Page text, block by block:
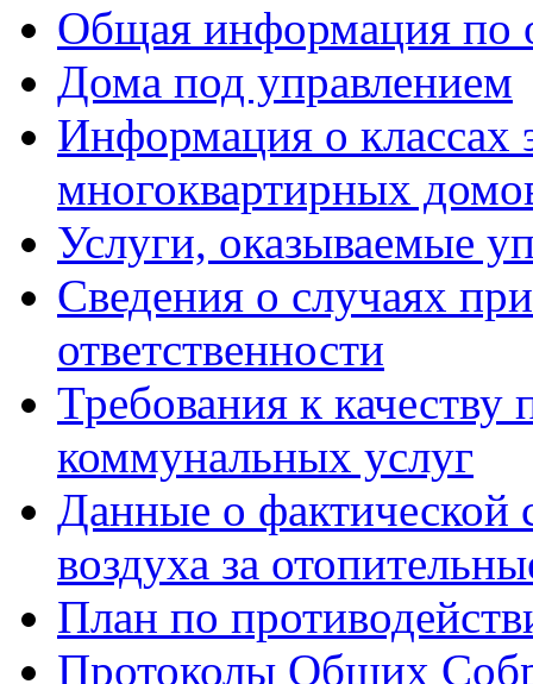
Общая информация по
Дома под управлением
Информация о классах
многоквартирных
Услуги, оказываемые
Сведения о случаях
ответственности
Требования к качеству
коммунальных услуг
Данные о фактической
воздуха за
План по
Протоколы Общих